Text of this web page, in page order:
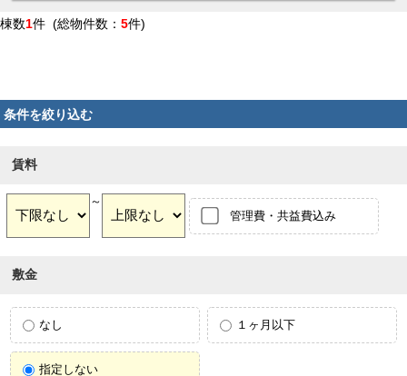
棟数1件 (総物件数： 5件)
条件を絞り込む
賃料
～
管理費・共益費込み
敷金
なし １ヶ月以下
指定しない